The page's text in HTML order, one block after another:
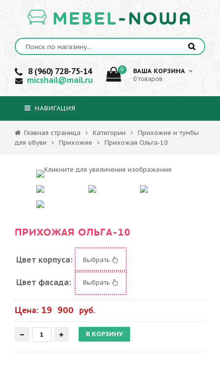
MEBEL-NOWA
8 (960) 728-75-14
micshail@mail.ru
0 ВАША КОРЗИНА
0 товаров
НАВИГАЦИЯ
Главная страница Категории
Прихожие и тумбы
для обуви
Прихожие Прихожая Ольга-10
ПРИХОЖАЯ ОЛЬГА-10
Цвет корпуса: Выбрать
Цвет фасада: Выбрать
Цена: 19 900 руб.